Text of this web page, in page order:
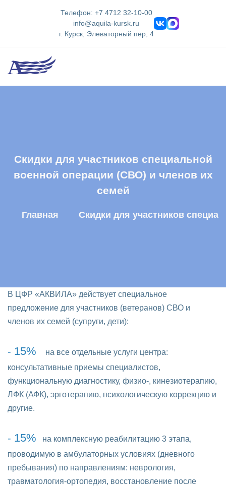
Телефон: +7 4712 32-10-00
info@aquila-kursk.ru
г. Курск, Элеваторный пер, 4
Скидки для участников специальной
военной операции (СВО) и членов их
семей
Главная Скидки для участников
В ЦФР «АКВИЛА» действует специальное
предложение для участников (ветеранов) СВО и
членов их семей (супруги, дети):
- 15%
на все отдельные услуги центра:
консультативные приемы специалистов,
функциональную диагностику, физио-, кинезиотерапию,
ЛФК (АФК), эрготерапию, психологическую коррекцию и
другие.
- 15% на комплексную реабилитацию 3 этапа,
проводимую в амбулаторных условиях (дневного
пребывания) по направлениям: неврология,
травматология-ортопедия, восстановление после